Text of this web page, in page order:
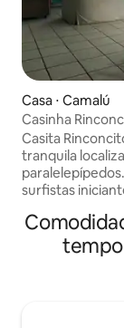
Casa ⋅ Camalú
Casinha
Casita
tranquila
surfistas
bateria e
geração de
cozinha , área